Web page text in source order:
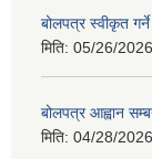
बोलपत्र स्वीकृत
मिति: 05/26/
बोलपत्र आह्वान
मिति: 04/28/